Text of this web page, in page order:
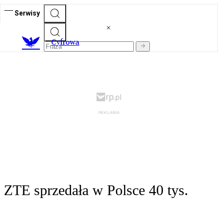
Serwisy
Cyfrowa
ZTE sprzedała w Polsce 40 tys.